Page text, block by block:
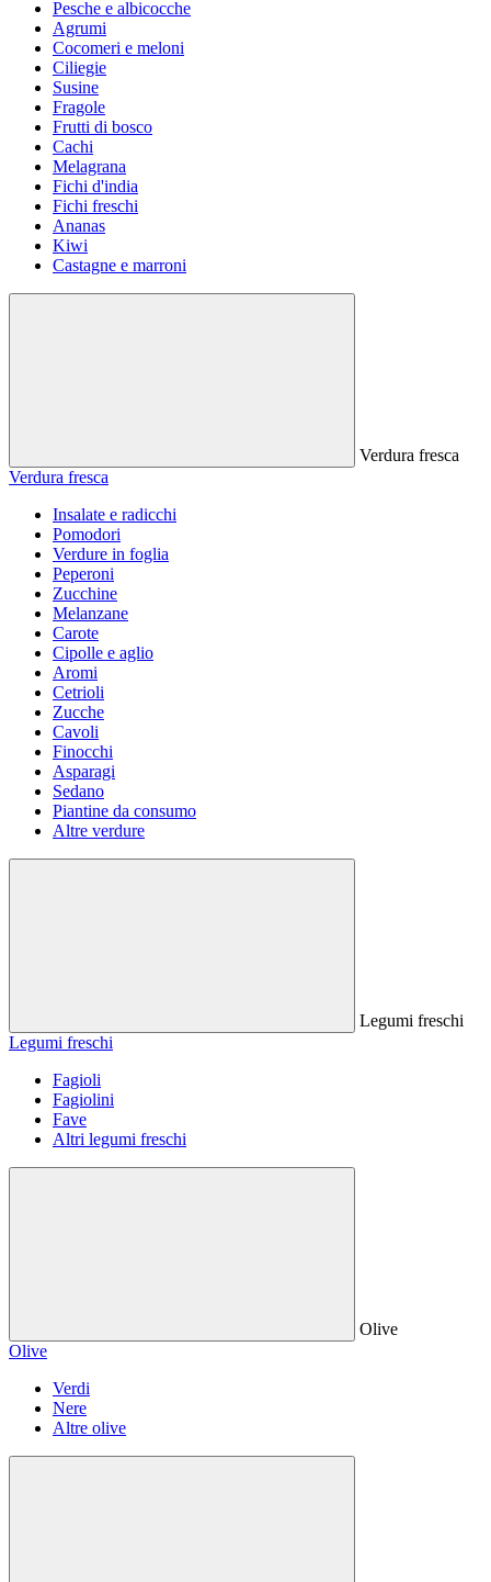
Pesche e albicocche
Agrumi
Cocomeri e meloni
Ciliegie
Susine
Fragole
Frutti di bosco
Cachi
Melagrana
Fichi d'india
Fichi freschi
Ananas
Kiwi
Castagne e marroni
Verdura fresca
Verdura fresca
Insalate e radicchi
Pomodori
Verdure in foglia
Peperoni
Zucchine
Melanzane
Carote
Cipolle e aglio
Aromi
Cetrioli
Zucche
Cavoli
Finocchi
Asparagi
Sedano
Piantine da consumo
Altre verdure
Legumi freschi
Legumi freschi
Fagioli
Fagiolini
Fave
Altri legumi freschi
Olive
Olive
Verdi
Nere
Altre olive